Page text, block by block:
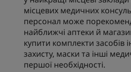
місцевих медичних
персонал може
найближчі аптеки й
купити комплекти засобів
захисту, маски та інші
першої необхідності.